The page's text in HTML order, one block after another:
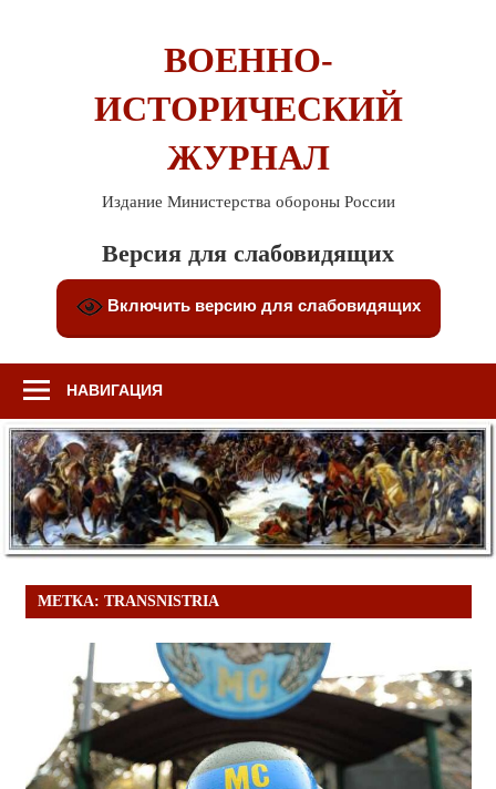
ВОЕННО-
ИСТОРИЧЕСКИЙ
ЖУРНАЛ
Издание Министерства обороны России
Версия для слабовидящих
Включить версию для слабовидящих
НАВИГАЦИЯ
МЕТКА: TRANSNISTRIA